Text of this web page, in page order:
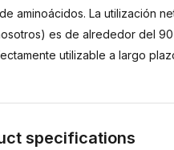
aminoácidos. La utilización
es de alrededor del 90
utilizable a largo
specifications